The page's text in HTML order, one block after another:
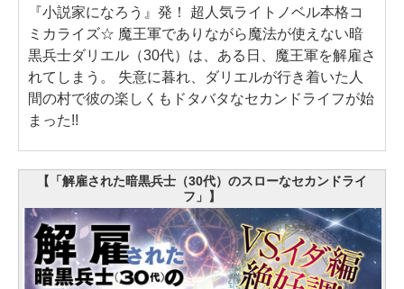
『小説家になろう』発！ 超人気ライトノベル本格コ
ミカライズ☆ 魔王軍でありながら魔法が使えない暗
黒兵士ダリエル（30代）は、ある日、魔王軍を解雇さ
れてしまう。 失意に暮れ、ダリエルが行き着いた人
間の村で彼の楽しくもドタバタなセカンドライフが始
まった!!
【「解雇された暗黒兵士（30代）のスローなセカンドライ
フ」】